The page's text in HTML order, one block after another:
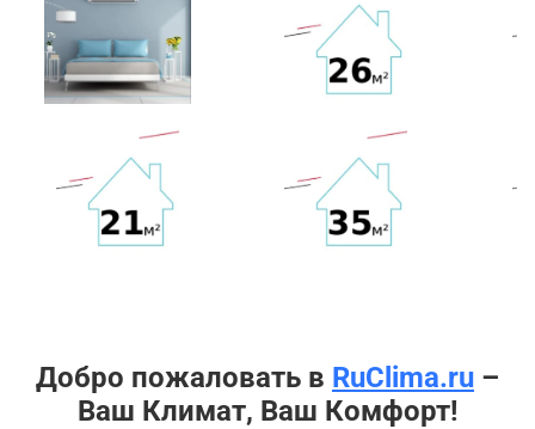
Добро пожаловать в RuClima.ru –
Ваш Климат, Ваш Комфорт!